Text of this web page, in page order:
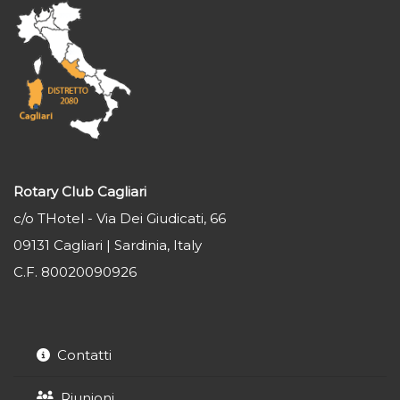
Rotary Club Cagliari
c/o THotel - Via Dei Giudicati, 66
09131 Cagliari | Sardinia, Italy
C.F. 80020090926
Contatti